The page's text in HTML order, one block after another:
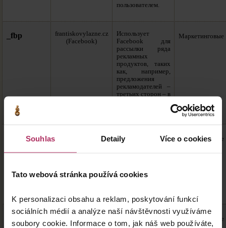
Souhlas Detaily Více o cookies
Tato webová stránka používá cookies
K personalizaci obsahu a reklam, poskytování funkcí
sociálních médií a analýze naší návštěvnosti využíváme
soubory cookie. Informace o tom, jak náš web používáte,
пользователем.
_fbp
frantiskovylazne.cz
(Facebook)
Использует
Facebook для
рассылки ряда
рекламных
продуктов, таких
как, например,
предложения
рекламодателей –
третьих сторон – в
Маркетинговые
_gcl_au frantiskovylazne.cz
Файл cookie
службы Google
эффективности
Маркетинговые
Файл cookie,
используемый
Маркетинговые